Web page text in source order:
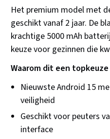
Het premium model met
geschikt vanaf 2 jaar. De
krachtige 5000 mAh
keuze voor gezinnen die
Waarom dit een topkeuze
Nieuwste Android 15
veiligheid
Geschikt voor peuters
interface